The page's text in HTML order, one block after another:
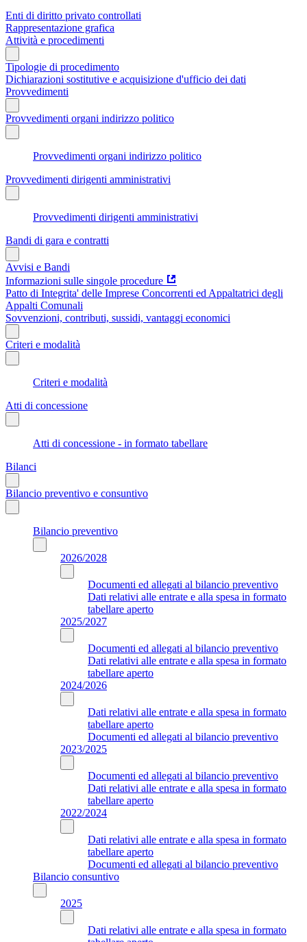
Enti di diritto privato controllati
Rappresentazione grafica
Attività e procedimenti
Tipologie di procedimento
Dichiarazioni sostitutive e acquisizione d'ufficio dei dati
Provvedimenti
Provvedimenti organi indirizzo politico
Provvedimenti organi indirizzo politico
Provvedimenti dirigenti amministrativi
Provvedimenti dirigenti amministrativi
Bandi di gara e contratti
Avvisi e Bandi
Informazioni sulle singole procedure
Patto di Integrita' delle Imprese Concorrenti ed Appaltatrici degli
Appalti Comunali
Sovvenzioni, contributi, sussidi, vantaggi economici
Criteri e modalità
Criteri e modalità
Atti di concessione
Atti di concessione - in formato tabellare
Bilanci
Bilancio preventivo e consuntivo
Bilancio preventivo
2026/2028
Documenti ed allegati al bilancio preventivo
Dati relativi alle entrate e alla spesa in formato
tabellare aperto
2025/2027
Documenti ed allegati al bilancio preventivo
Dati relativi alle entrate e alla spesa in formato
tabellare aperto
2024/2026
Dati relativi alle entrate e alla spesa in formato
tabellare aperto
Documenti ed allegati al bilancio preventivo
2023/2025
Documenti ed allegati al bilancio preventivo
Dati relativi alle entrate e alla spesa in formato
tabellare aperto
2022/2024
Dati relativi alle entrate e alla spesa in formato
tabellare aperto
Documenti ed allegati al bilancio preventivo
Bilancio consuntivo
2025
Dati relativi alle entrate e alla spesa in formato